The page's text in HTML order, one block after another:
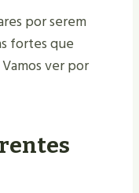
por serem
fortes que
ver por